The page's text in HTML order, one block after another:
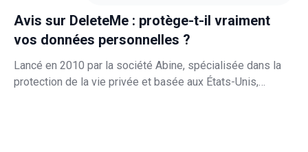
Avis sur DeleteMe : protège-t-il vraiment
vos données personnelles ?
Lancé en 2010 par la société Abine, spécialisée dans la
protection de la vie privée et basée aux États-Unis,